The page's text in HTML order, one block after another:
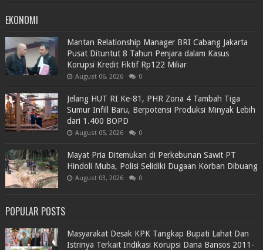
EKONOMI
Mantan Relationship Manager BRI Cabang Jakarta
Pusat Dituntut 8 Tahun Penjara dalam Kasus
Korupsi Kredit Fiktif Rp122 Miliar
August 06, 2026 0
Jelang HUT RI Ke-81, PHR Zona 4 Tambah Tiga
Sumur Infill Baru, Berpotensi Produksi Minyak Lebih
dari 1.400 BOPD
August 05, 2026 0
Mayat Pria Ditemukan di Perkebunan Sawit PT
Hindoli Muba, Polisi Selidiki Dugaan Korban Dibuang
August 03, 2026 0
POPULAR POSTS
Masyarakat Desak KPK Tangkap Bupati Lahat Dan
Istrinya Terkait Indikasi Korupsi Dana Bansos 2011-